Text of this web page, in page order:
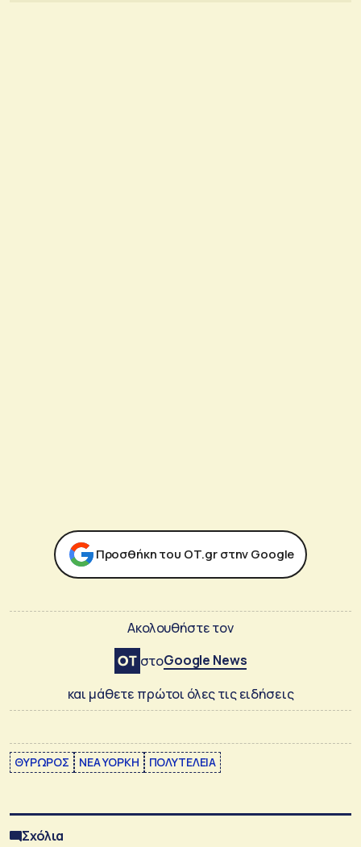
Προσθήκη του ΟΤ.gr στην Google
Ακολουθήστε τον
στοGoogle News
και μάθετε πρώτοι όλες τις ειδήσεις
ΘΥΡΩΡΟΣ ΝΕΑ ΥΟΡΚΗ ΠΟΛΥΤΕΛΕΙΑ
Σχόλια